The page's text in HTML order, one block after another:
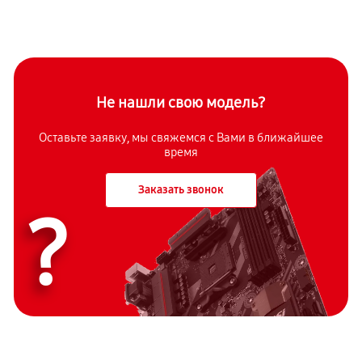
Не нашли свою модель?
Оставьте заявку, мы свяжемся с Вами в ближайшее
время
Заказать звонок
?